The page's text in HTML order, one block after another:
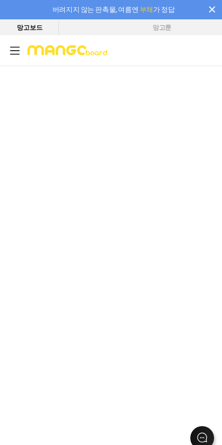
버려지지 않는 판촉물, 여름엔 부채가 정답
필요한 만큼 충전하고 끊김 없이 작업하세요! 새로워진 AI 부스터 요금제
망고보드 망고툰